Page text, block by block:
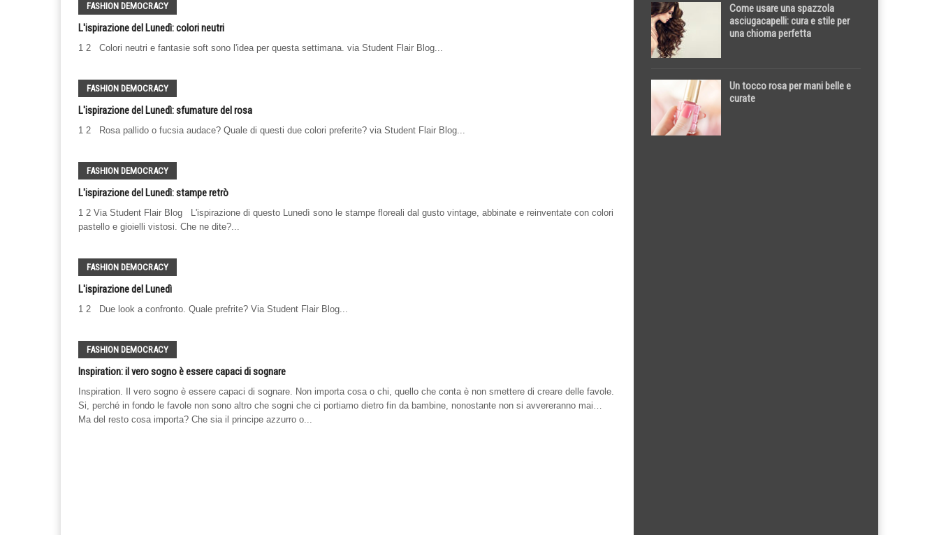
FASHION DEMOCRACY
L'ispirazione del Lunedì: colori neutri
1 2 Colori neutri e fantasie soft sono l'idea per questa settimana. via Student Flair Blog...
FASHION DEMOCRACY
L'ispirazione del Lunedì: sfumature del rosa
1 2 Rosa pallido o fucsia audace? Quale di questi due colori preferite? via Student Flair Blog...
FASHION DEMOCRACY
L'ispirazione del Lunedì: stampe retrò
1 2 Via Student Flair Blog L'ispirazione di questo Lunedì sono le stampe floreali dal gusto vintage, abbinate e reinventate con colori
pastello e gioielli vistosi. Che ne dite?...
FASHION DEMOCRACY
L'ispirazione del Lunedì
1 2 Due look a confronto. Quale prefrite? Via Student Flair Blog...
FASHION DEMOCRACY
Inspiration: il vero sogno è essere capaci di sognare
Inspiration. Il vero sogno è essere capaci di sognare. Non importa cosa o chi, quello che conta è non smettere di creare delle favole.
Si, perché in fondo le favole non sono altro che sogni che ci portiamo dietro fin da bambine, nonostante non si avvereranno mai…
Ma del resto cosa importa? Che sia il principe azzurro o...
Come usare una spazzola
asciugacapelli: cura e stile per
una chioma perfetta
Un tocco rosa per mani belle e
curate